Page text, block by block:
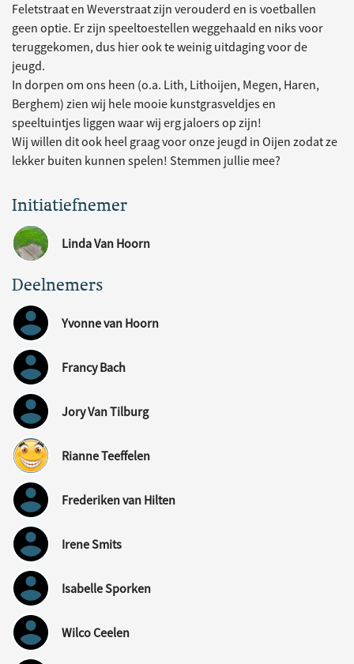
Feletstraat en Weverstraat zijn verouderd en is voetballen
geen optie. Er zijn speeltoestellen weggehaald en niks voor
teruggekomen, dus hier ook te weinig uitdaging voor de
jeugd.
In dorpen om ons heen (o.a. Lith, Lithoijen, Megen, Haren,
Berghem) zien wij hele mooie kunstgrasveldjes en
speeltuintjes liggen waar wij erg jaloers op zijn!
Wij willen dit ook heel graag voor onze jeugd in Oijen zodat ze
lekker buiten kunnen spelen! Stemmen jullie mee?
Initiatiefnemer
Linda Van Hoorn
Deelnemers
Yvonne van Hoorn
Francy Bach
Jory Van Tilburg
Rianne Teeffelen
Frederiken van Hilten
Irene Smits
Isabelle Sporken
Wilco Ceelen